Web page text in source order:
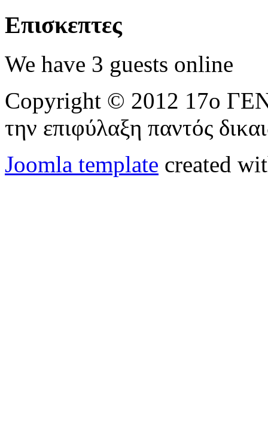
Επισκεπτες
We have 3 guests online
Copyright © 2012 17ο
την επιφύλαξη παντός
Joomla template created